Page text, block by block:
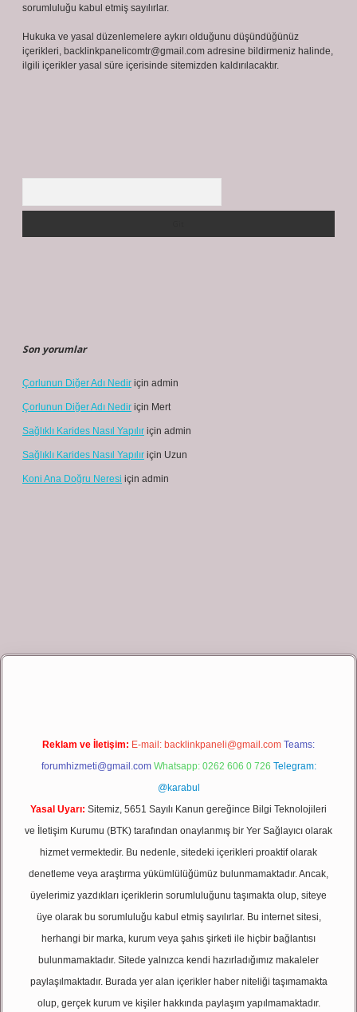
sorumluluğu kabul etmiş sayılırlar.
Hukuka ve yasal düzenlemelere aykırı olduğunu düşündüğünüz
içerikleri, backlinkpanelicomtr@gmail.com adresine bildirmeniz halinde,
ilgili içerikler yasal süre içerisinde sitemizden kaldırılacaktır.
Son yorumlar
Çorlunun Diğer Adı Nedir için admin
Çorlunun Diğer Adı Nedir için Mert
Sağlıklı Karides Nasıl Yapılır için admin
Sağlıklı Karides Nasıl Yapılır için Uzun
Koni Ana Doğru Neresi için admin
Reklam ve İletişim: E-mail: backlinkpaneli@gmail.com Teams:
forumhizmeti@gmail.com Whatsapp: 0262 606 0 726 Telegram:
@karabul
Yasal Uyarı: Sitemiz, 5651 Sayılı Kanun gereğince Bilgi Teknolojileri
ve İletişim Kurumu (BTK) tarafından onaylanmış bir Yer Sağlayıcı olarak
hizmet vermektedir. Bu nedenle, sitedeki içerikleri proaktif olarak
denetleme veya araştırma yükümlülüğümüz bulunmamaktadır. Ancak,
üyelerimiz yazdıkları içeriklerin sorumluluğunu taşımakta olup, siteye
üye olarak bu sorumluluğu kabul etmiş sayılırlar. Bu internet sitesi,
herhangi bir marka, kurum veya şahıs şirketi ile hiçbir bağlantısı
bulunmamaktadır. Sitede yalnızca kendi hazırladığımız makaleler
paylaşılmaktadır. Burada yer alan içerikler haber niteliği taşımamakta
olup, gerçek kurum ve kişiler hakkında paylaşım yapılmamaktadır.